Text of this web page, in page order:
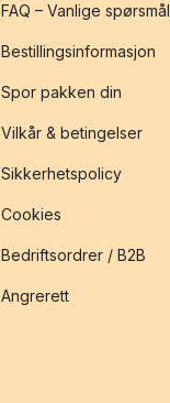
FAQ – Vanlige spørsmål
Bestillingsinformasjon
Spor pakken din
Vilkår & betingelser
Sikkerhetspolicy
Cookies
Bedriftsordrer / B2B
Angrerett